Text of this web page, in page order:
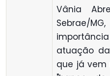
Vânia
atuação
que já vem